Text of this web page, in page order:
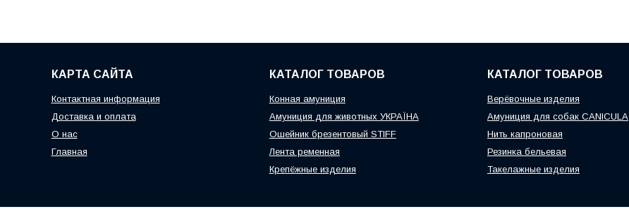
КАРТА САЙТА
Контактная информация
Доставка и оплата
О нас
Главная
КАТАЛОГ ТОВАРОВ
Конная амуниция
Амуниция для животных УКРАЇНА
Ошейник брезентовый STIFF
Лента ременная
Крепёжные изделия
КАТАЛОГ ТОВАРОВ
Верёвочные изделия
Амуниция для собак CANICULA
Нить капроновая
Резинка бельевая
Такелажные изделия